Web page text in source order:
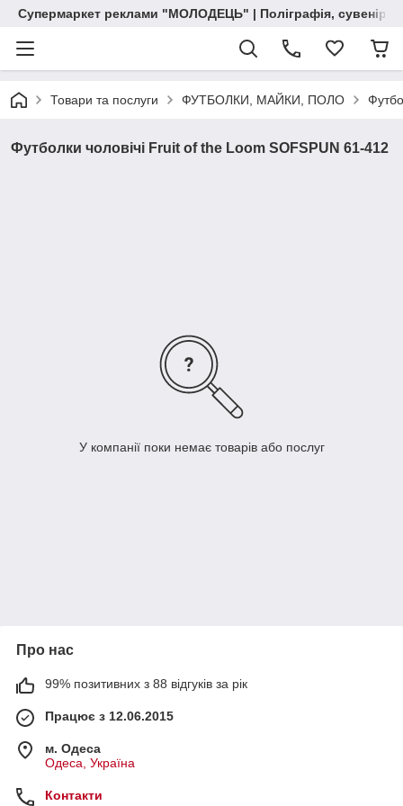
Супермаркет реклами "МОЛОДЕЦЬ" | Поліграфія, сувенірна
Товари та послуги ФУТБОЛКИ, МАЙКИ, ПОЛО
Футболки чоловічі Fruit of the Loom SOFSPUN 61-412
У компанії поки немає товарів або послуг
Про нас
99% позитивних з 88 відгуків за рік
Працює з 12.06.2015
м. Одеса
Одеса, Україна
Контакти